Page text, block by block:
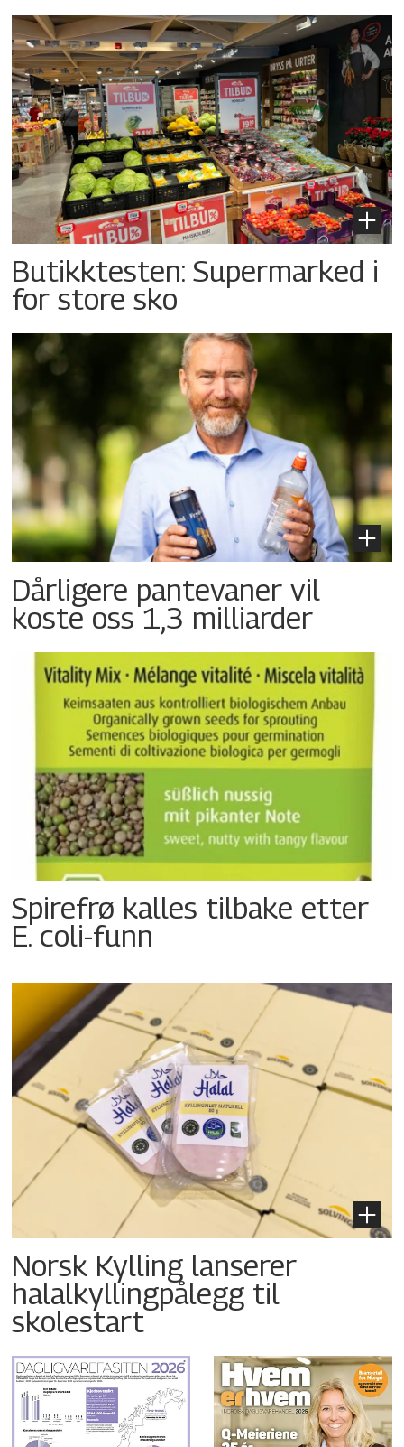
Butikktesten: Supermarked i
for store sko
Dårligere pantevaner vil
koste oss 1,3 milliarder
Spirefrø kalles tilbake etter
E. coli-funn
Norsk Kylling lanserer
halalkyllingpålegg til
skolestart